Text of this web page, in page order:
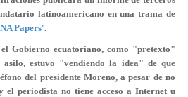
latinoamericano en unatrama de
Papers'.
Gobierno ecuatoriano, como "pretexto"
estuvo "vendiendo la idea" de que
del presidente Moreno, a pesar de no
el periodista no tiene acceso a Internet u